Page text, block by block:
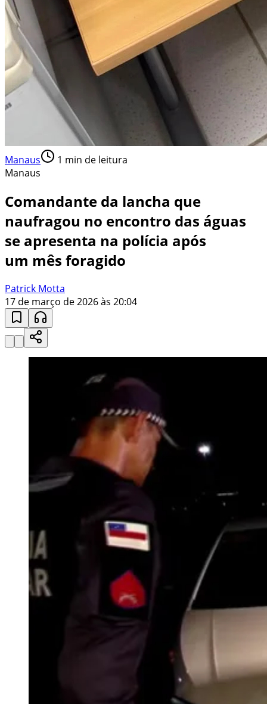
Manaus 1 min de leitura
Manaus
Comandante da lancha que
naufragou no encontro das águas
se apresenta na polícia após
um mês foragido
Patrick Motta
17 de março de 2026 às 20:04